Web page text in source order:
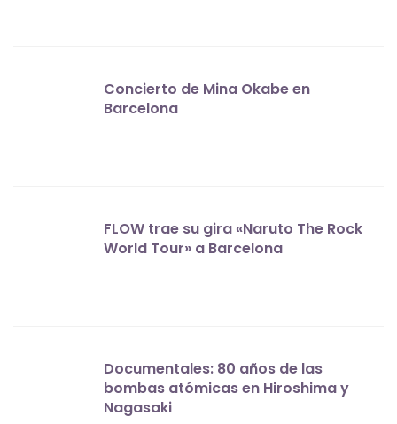
Concierto de Mina Okabe en
Barcelona
FLOW trae su gira «Naruto The Rock
World Tour» a Barcelona
Documentales: 80 años de las
bombas atómicas en Hiroshima y
Nagasaki